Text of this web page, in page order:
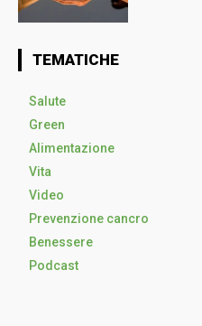
TEMATICHE
Salute
Green
Alimentazione
Vita
Video
Prevenzione cancro
Benessere
Podcast